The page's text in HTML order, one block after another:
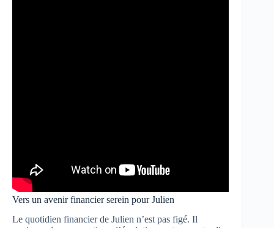
Vers un avenir financier serein pour Julien
Le quotidien financier de Julien n’est pas figé. Il